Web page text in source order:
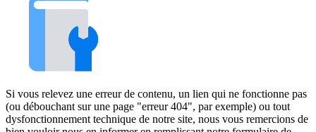
Si vous relevez une erreur de contenu, un lien qui ne fonctionne pas
(ou débouchant sur une page "erreur 404", par exemple) ou tout
dysfonctionnement technique de notre site, nous vous remercions de